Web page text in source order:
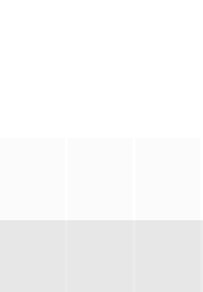
一场错位的爱情故事由此
事。脱贫不松劲，致富再出发。虽然父亲曾在家乡遭到爱情事业
满怀浪漫情怀和希望的艾莉（莫妮卡·巴巴罗 饰）或许是这座城市